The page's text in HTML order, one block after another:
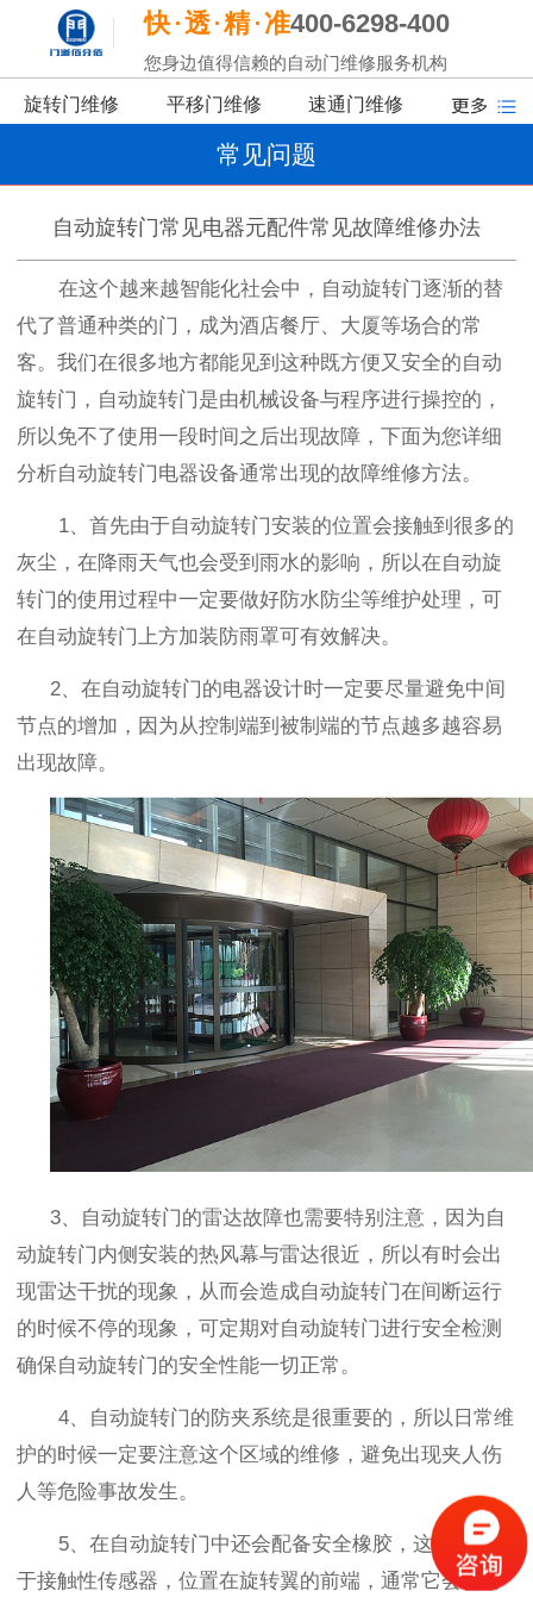
快 透 精 准400-6298-400
您身边值得信赖的自动门维修服务机构
旋转门维修 平移门维修 速通门维修
常见问题
自动旋转门常见电器元配件常见故障维修办法
在这个越来越智能化社会中，自动旋转门逐渐的替
代了普通种类的门，成为酒店餐厅、大厦等场合的常
客。我们在很多地方都能见到这种既方便又安全的自动
旋转门，自动旋转门是由机械设备与程序进行操控的，
所以免不了使用一段时间之后出现故障，下面为您详细
分析自动旋转门电器设备通常出现的故障维修方法。
1 、首先由于自动旋转门安装的位置会接触到很多的
灰尘，在降雨天气也会受到雨水的影响，所以在自动旋
转门的使用过程中一定要做好防水防尘等维护处理，可
在自动旋转门上方加装防雨罩可有效解决。
2 、在自动旋转门的电器设计时一定要尽量避免中间
节点的增加，因为从控制端到被制端的节点越多越容易
出现故障。
3 、自动旋转门的雷达故障也需要特别注意，因为自
动旋转门内侧安装的热风幕与雷达很近，所以有时会出
现雷达干扰的现象，从而会造成自动旋转门在间断运行
的时候不停的现象，可定期对自动旋转门进行安全检测
确保自动旋转门的安全性能一切正常。
4 、自动旋转门的防夹系统是很重要的，所以日常维
护的时候一定要注意这个区域的维修，避免出现夹人伤
人等危险事故发生。
5 、在自动旋转门中还会配备安全橡胶，这种物品属
于接触性传感器，位置在旋转翼的前端，通常它会很容